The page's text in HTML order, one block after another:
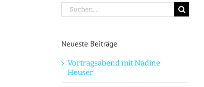
Suche
nach:
Neueste Beiträge
Vortragsabend mit Nadine
Heuser